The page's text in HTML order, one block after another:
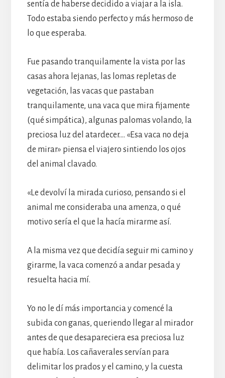
sentía de haberse decidido a viajar a la isla.
Todo estaba siendo perfecto y más hermoso de
lo que esperaba.
Fue pasando tranquilamente la vista por las
casas ahora lejanas, las lomas repletas de
vegetación, las vacas que pastaban
tranquilamente, una vaca que mira fijamente
(qué simpática), algunas palomas volando, la
preciosa luz del atardecer…. «Esa vaca no deja
de mirar» piensa el viajero sintiendo los ojos
del animal clavado.
«Le devolví la mirada curioso, pensando si el
animal me consideraba una amenza, o qué
motivo sería el que la hacía mirarme así.
A la misma vez que decidía seguir mi camino y
girarme, la vaca comenzó a andar pesada y
resuelta hacia mí.
Yo no le dí más importancia y comencé la
subida con ganas, queriendo llegar al mirador
antes de que desapareciera esa preciosa luz
que había. Los cañaverales servían para
delimitar los prados y el camino, y la cuesta